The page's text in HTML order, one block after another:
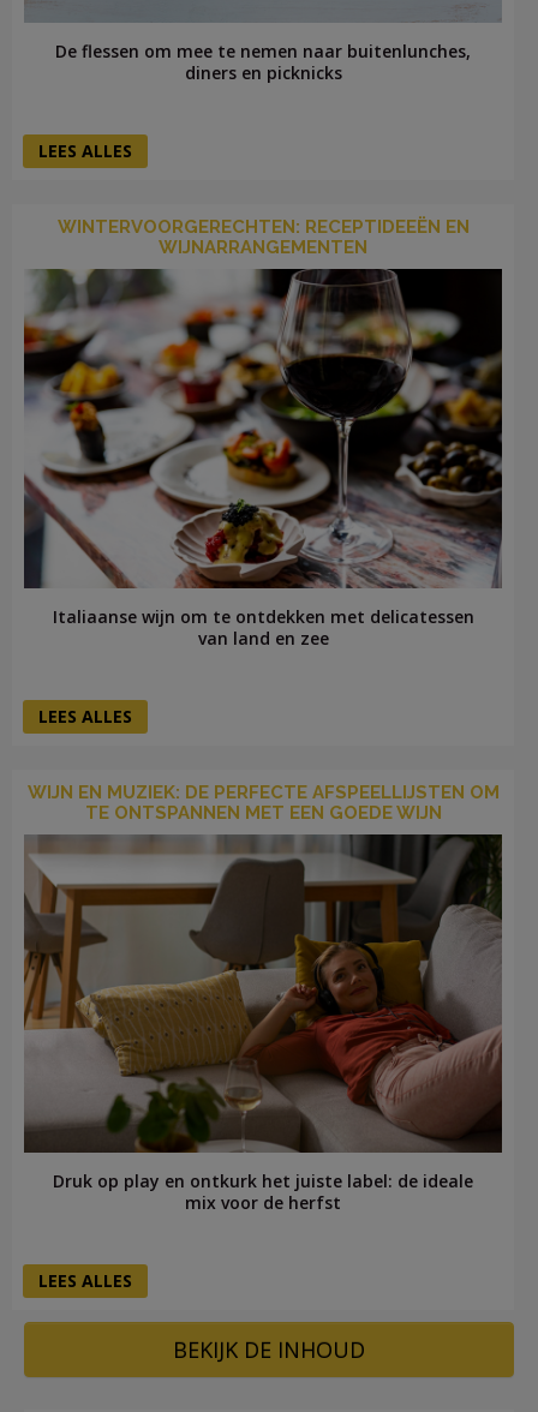
De flessen om mee te nemen naar buitenlunches,
diners en picknicks
LEES ALLES
WINTERVOORGERECHTEN: RECEPTIDEEËN EN
WIJNARRANGEMENTEN
Italiaanse wijn om te ontdekken met delicatessen
van land en zee
LEES ALLES
WIJN EN MUZIEK: DE PERFECTE AFSPEELLIJSTEN OM
TE ONTSPANNEN MET EEN GOEDE WIJN
Druk op play en ontkurk het juiste label: de ideale
mix voor de herfst
LEES ALLES
BEKIJK DE INHOUD